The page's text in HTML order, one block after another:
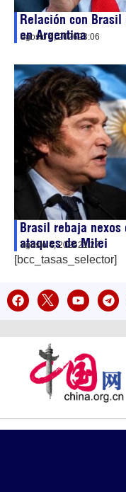
Relación con
en Argentina
agosto 4, 202623:06
Brasil rebaja
ataques de Milei
agosto 4, 202621:27
[bcc_tasas_selector]